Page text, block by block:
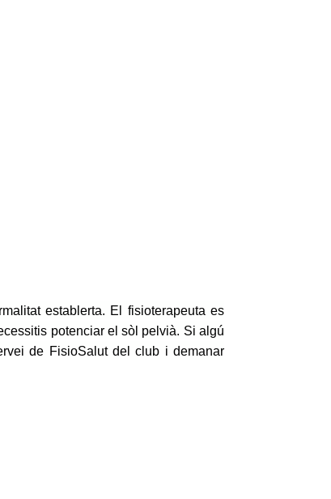
establerta. El fisioterapeuta es
potenciar el sòl pelvià. Si algú
de FisioSalut del club i demanar